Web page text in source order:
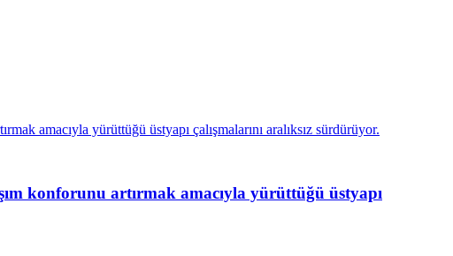
konforunu artırmak amacıyla yürüttüğü üstyapı